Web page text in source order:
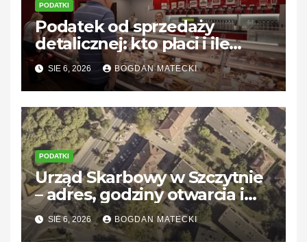
PODATKI
Podatek od sprzedaży
detalicznej: kto płaci i ile
wynosi?
SIE 6, 2026 BOGDAN MATECKI
PODATKI
Urząd Skarbowy w Szczytnie
– adres, godziny otwarcia i
kontakt
SIE 6, 2026 BOGDAN MATECKI